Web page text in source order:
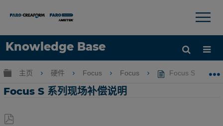
Knowledge Base
语言
×
扩展/隐缩全局层次
主页 硬件 Focus Focus Focus S 系列现
Focus S 系列现场补偿说明